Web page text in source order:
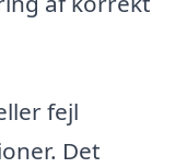
fejl
Det